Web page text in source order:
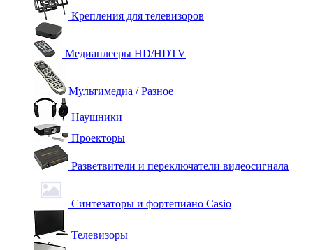
Крепления для телевизоров
Медиаплееры HD/HDTV
Мультимедиа / Разное
Наушники
Проекторы
Разветвители и переключатели видеосигнала
Синтезаторы и фортепиано Casio
Телевизоры